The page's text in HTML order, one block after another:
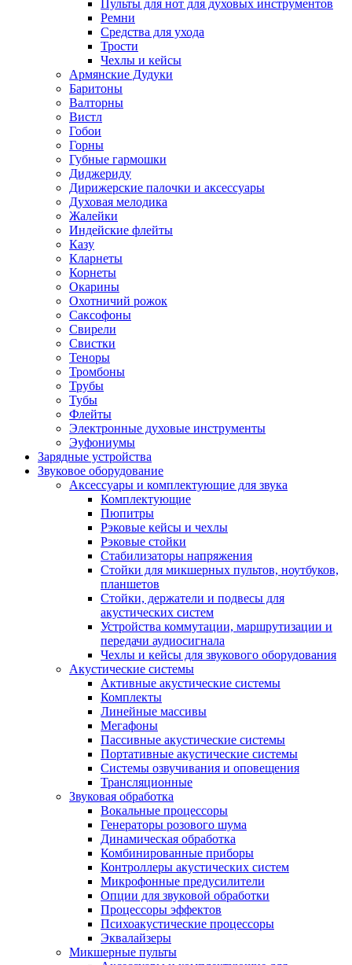
Пульты для нот для духовых инструментов
Ремни
Средства для ухода
Трости
Чехлы и кейсы
Армянские Дудуки
Баритоны
Валторны
Вистл
Гобои
Горны
Губные гармошки
Диджериду
Дирижерские палочки и аксессуары
Духовая мелодика
Жалейки
Индейские флейты
Казу
Кларнеты
Корнеты
Окарины
Охотничий рожок
Саксофоны
Свирели
Свистки
Теноры
Тромбоны
Трубы
Тубы
Флейты
Электронные духовые инструменты
Эуфониумы
Зарядные устройства
Звуковое оборудование
Аксессуары и комплектующие для звука
Комплектующие
Пюпитры
Рэковые кейсы и чехлы
Рэковые стойки
Стабилизаторы напряжения
Стойки для микшерных пультов, ноутбуков,
планшетов
Стойки, держатели и подвесы для
акустических систем
Устройства коммутации, маршрутизации и
передачи аудиосигнала
Чехлы и кейсы для звукового оборудования
Акустические системы
Активные акустические системы
Комплекты
Линейные массивы
Мегафоны
Пассивные акустические системы
Портативные акустические системы
Системы озвучивания и оповещения
Трансляционные
Звуковая обработка
Вокальные процессоры
Генераторы розового шума
Динамическая обработка
Комбинированные приборы
Контроллеры акустических систем
Микрофонные предусилители
Опции для звуковой обработки
Процессоры эффектов
Психоакустические процессоры
Эквалайзеры
Микшерные пульты